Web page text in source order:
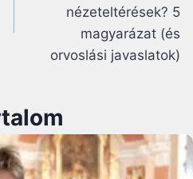
nézeteltérések? 5
magyarázat (és
orvoslási javaslatok)